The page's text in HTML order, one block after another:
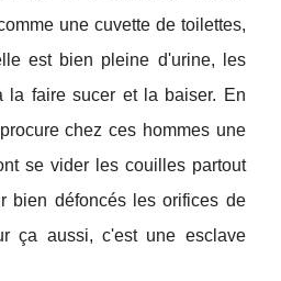
une cuvette de toilettes,
est bien pleine d'urine, les
la faire sucer et la baiser. En
chez ces hommes une
se vider les couilles partout
bien défoncés les orifices de
ça aussi, c'est une esclave